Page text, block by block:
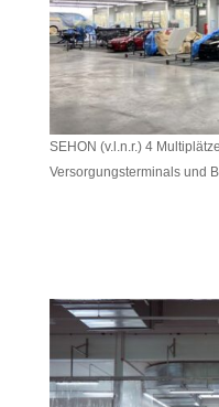
SEHON (v.l.n.r.) 4
Versorgungsterminals und